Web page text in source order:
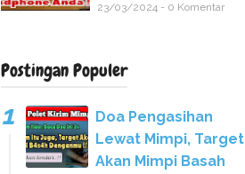
23/03/2024 - 0 Komentar
Postingan Populer
Doa Pengasihan
Lewat Mimpi, Target
Akan Mimpi Basah